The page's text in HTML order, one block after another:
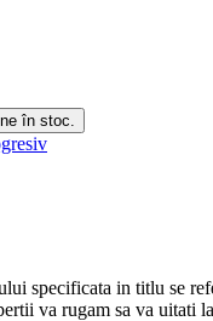
specificata in titlu se
va rugam sa va uitati